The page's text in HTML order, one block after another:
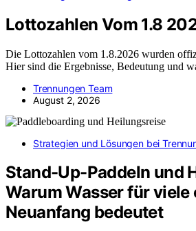
Lottozahlen Vom 1.8
Die Lottozahlen vom 1.8.2026 wurden
Hier sind die Ergebnisse, Bedeutung und
Trennungen Team
August 2, 2026
Strategien und Lösungen bei
Stand-Up-Paddeln und
Warum Wasser für viele
Neuanfang bedeutet